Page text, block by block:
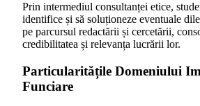
Prin intermediul consultanței etice,
identifice și să soluționeze eventuale
pe parcursul redactării și cercetării,
credibilitatea și relevanța lucrării lor.
Particularitățile Domeniului
Funciare